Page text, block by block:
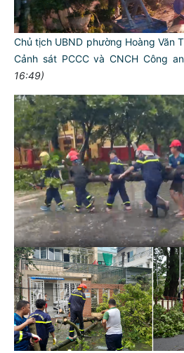
Chủ tịch UBND phường Hoàng Văn
Cảnh sát PCCC và CNCH Công
16:49)